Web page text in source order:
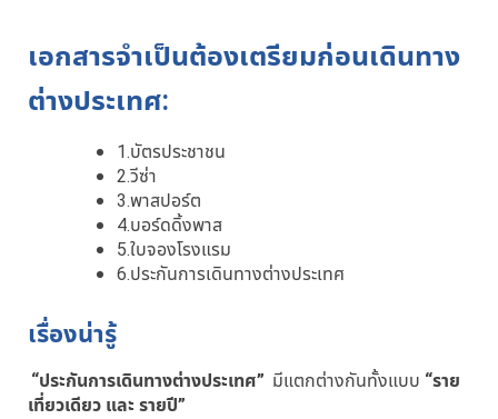
เอกสารจำเป็นต้องเตรียมก่อนเดินทาง
ต่างประเทศ:
1.บัตรประชาชน
2.วีซ่า
3.พาสปอร์ต
4.บอร์ดดิ้งพาส
5.ใบจองโรงแรม
6.ประกันการเดินทางต่างประเทศ
เรื่องน่ารู้
“ประกันการเดินทางต่างประเทศ” มีแตกต่างกันทั้งแบบ “ราย
เที่ยวเดียว และ รายปี”